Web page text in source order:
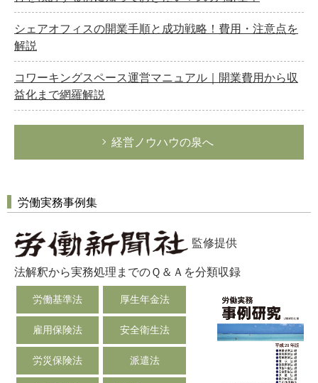
シェアオフィスの開業手順と成功戦略！費用・注意点を
解説
コワーキングスペース運営マニュアル｜開業費用から収
益化まで網羅解説
経営ノウハウの泉へ
労働実務事例集
監修提供
法解釈から実務処理までのＱ＆Ａを分類収録
労働基準法 厚生年金法
雇用保険法 安全衛生法
労災保険法 派遣法